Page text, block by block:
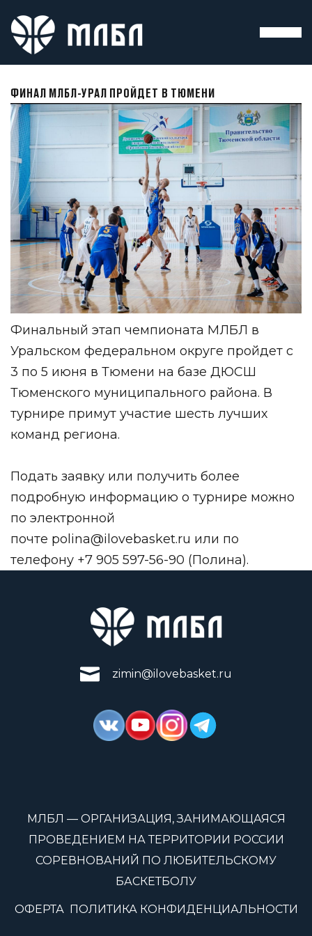
ФИНАЛ МЛБЛ-УРАЛ ПРОЙДЕТ В ТЮМЕНИ
Финальный этап чемпионата МЛБЛ в
Уральском федеральном округе пройдет с
3 по 5 июня в Тюмени на базе ДЮСШ
Тюменского муниципального района. В
турнире примут участие шесть лучших
команд региона.
Подать заявку или получить более
подробную информацию о турнире можно
по электронной
почте polina@ilovebasket.ru или по
телефону +7 905 597-56-90 (Полина).
zimin@ilovebasket.ru
МЛБЛ — ОРГАНИЗАЦИЯ, ЗАНИМАЮЩАЯСЯ
ПРОВЕДЕНИЕМ НА ТЕРРИТОРИИ РОССИИ
СОРЕВНОВАНИЙ ПО ЛЮБИТЕЛЬСКОМУ
БАСКЕТБОЛУ
ОФЕРТА ПОЛИТИКА КОНФИДЕНЦИАЛЬНОСТИ